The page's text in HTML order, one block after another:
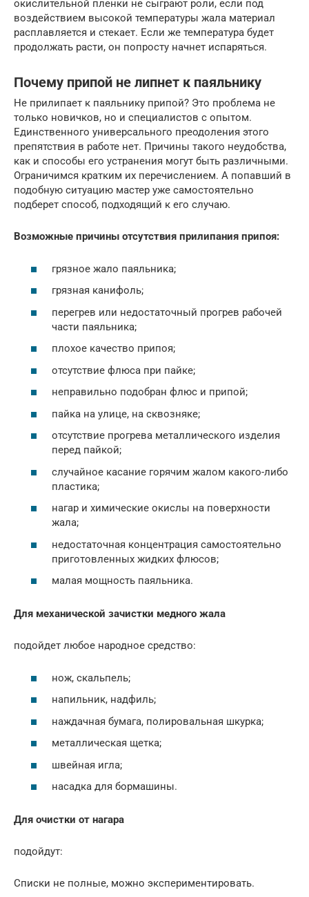
окислительной пленки не сыграют роли, если под
воздействием высокой температуры жала материал
расплавляется и стекает. Если же температура будет
продолжать расти, он попросту начнет испаряться.
Почему припой не липнет к паяльнику
Не прилипает к паяльнику припой? Это проблема не
только новичков, но и специалистов с опытом.
Единственного универсального преодоления этого
препятствия в работе нет. Причины такого неудобства,
как и способы его устранения могут быть различными.
Ограничимся кратким их перечислением. А попавший в
подобную ситуацию мастер уже самостоятельно
подберет способ, подходящий к его случаю.
Возможные причины отсутствия прилипания припоя:
грязное жало паяльника;
грязная канифоль;
перегрев или недостаточный прогрев рабочей
части паяльника;
плохое качество припоя;
отсутствие флюса при пайке;
неправильно подобран флюс и припой;
пайка на улице, на сквозняке;
отсутствие прогрева металлического изделия
перед пайкой;
случайное касание горячим жалом какого-либо
пластика;
нагар и химические окислы на поверхности
жала;
недостаточная концентрация самостоятельно
приготовленных жидких флюсов;
малая мощность паяльника.
Для механической зачистки медного жала
подойдет любое народное средство:
нож, скальпель;
напильник, надфиль;
наждачная бумага, полировальная шкурка;
металлическая щетка;
швейная игла;
насадка для бормашины.
Для очистки от нагара
подойдут:
Списки не полные, можно экспериментировать.